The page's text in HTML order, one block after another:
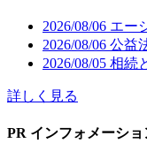
2026/08/06 エー
2026/08/06 公益
2026/08/05 相続
詳しく見る
PR インフォメーショ